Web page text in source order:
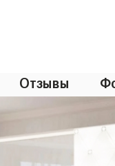
Отзывы